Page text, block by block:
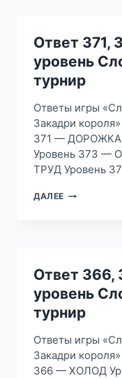
УРОВЕНЬ
СЛОВА
ТУРНИР
Ответ 371,
уровень
турнир
Ответы игры
Закадри
371 — ДОРОЖКА
Уровень 373 —
ТРУД Уровень
ДАЛЕЕ ОТВЕТ
УРОВЕНЬ
СЛОВА
ТУРНИР
Ответ 366,
уровень
турнир
Ответы игры
Закадри
366 — ХОЛОД